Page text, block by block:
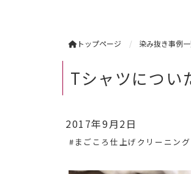
トップページ 染み抜き事例
Tシャツについ
2017年9月2日
#まごころ仕上げクリーニン